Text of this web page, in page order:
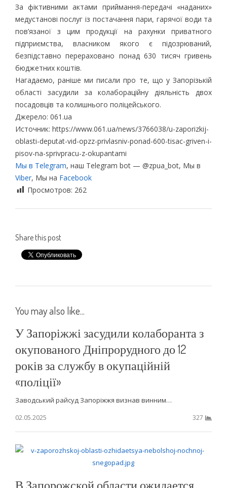
За фіктивними актами приймання-передачі «наданих»
медустанові послуг із постачання пари, гарячої води та
пов’язаної з цим продукції на рахунки приватного
підприємства, власником якого є підозрюваний,
безпідставно перераховано понад 630 тисяч гривень
бюджетних коштів.
Нагадаємо, раніше ми писали про те, що у Запорізькій
області засудили за колабораційну діяльність двох
посадовців та колишнього поліцейського.
Джерело: 061.ua
Источник: https://www.061.ua/news/3766038/u-zaporizkij-
oblasti-deputat-vid-opzz-privlasniv-ponad-600-tisac-griven-i-
pisov-na-sprivpracu-z-okupantami
Мы в Telegram, наш Telegram bot — @zpua_bot, Мы в
Viber, Мы на Facebook
Просмотров: 262
Share this post
You may also like...
У Запоріжжі засудили колаборанта з
окупованого Дніпрорудного до 12
років за службу в окупаційній
«поліції»
Заводський райсуд Запоріжжя визнав винним…
02.05.2025
327
В Запорожской области ожидается